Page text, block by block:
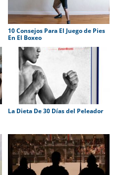
10 Consejos Para El Juego de Pies
En El Boxeo
La Dieta De 30 Días del Peleador